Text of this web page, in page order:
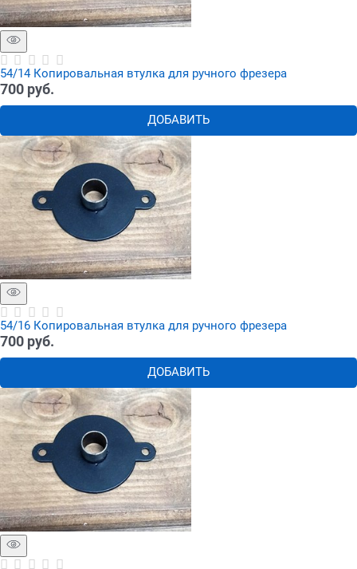
54/14 Копировальная втулка для ручного фрезера
700 руб.
ДОБАВИТЬ
54/16 Копировальная втулка для ручного фрезера
700 руб.
ДОБАВИТЬ